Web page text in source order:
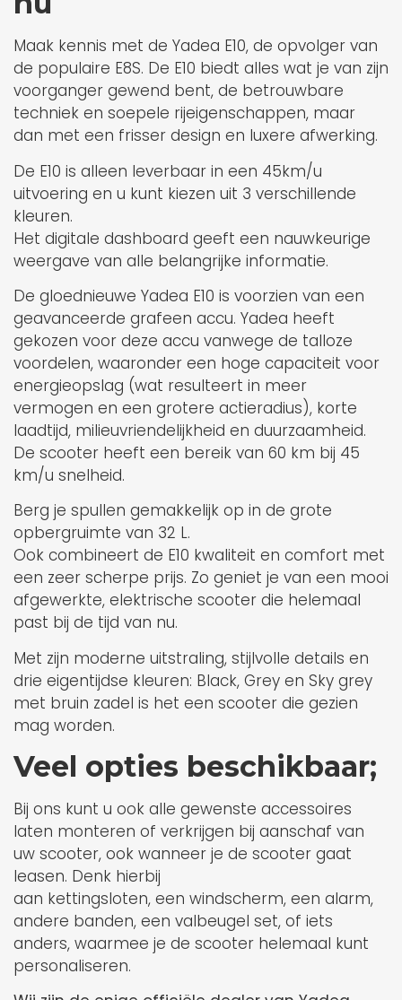
Maak kennis met de Yadea E10, de opvolger van
de populaire E8S. De E10 biedt alles wat je van zijn
voorganger gewend bent, de betrouwbare
techniek en soepele rijeigenschappen, maar
dan met een frisser design en luxere afwerking.
De E10 is alleen leverbaar in een 45km/u
uitvoering en u kunt kiezen uit 3 verschillende
kleuren.
Het digitale dashboard geeft een nauwkeurige
weergave van alle belangrijke informatie.
De gloednieuwe Yadea E10 is voorzien van een
geavanceerde grafeen accu. Yadea heeft
gekozen voor deze accu vanwege de talloze
voordelen, waaronder een hoge capaciteit voor
energieopslag (wat resulteert in meer
vermogen en een grotere actieradius), korte
laadtijd, milieuvriendelijkheid en duurzaamheid.
De scooter heeft een bereik van 60 km bij 45
km/u snelheid.
Berg je spullen gemakkelijk op in de grote
opbergruimte van 32 L.
Ook combineert de E10 kwaliteit en comfort met
een zeer scherpe prijs. Zo geniet je van een mooi
afgewerkte, elektrische scooter die helemaal
past bij de tijd van nu.
Met zijn moderne uitstraling, stijlvolle details en
drie eigentijdse kleuren: Black, Grey en Sky grey
met bruin zadel is het een scooter die gezien
mag worden.
Veel opties beschikbaar;
Bij ons kunt u ook alle gewenste accessoires
laten monteren of verkrijgen bij aanschaf van
uw scooter, ook wanneer je de scooter gaat
leasen. Denk hierbij
aan kettingsloten, een windscherm, een alarm,
andere banden, een valbeugel set, of iets
anders, waarmee je de scooter helemaal kunt
personaliseren.